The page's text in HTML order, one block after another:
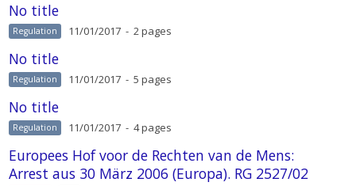
No title
Regulation 11/01/2017 - 2 pages
No title
Regulation 11/01/2017 - 5 pages
No title
Regulation 11/01/2017 - 4 pages
Europees Hof voor de Rechten van de Mens:
Arrest aus 30 März 2006 (Europa). RG 2527/02